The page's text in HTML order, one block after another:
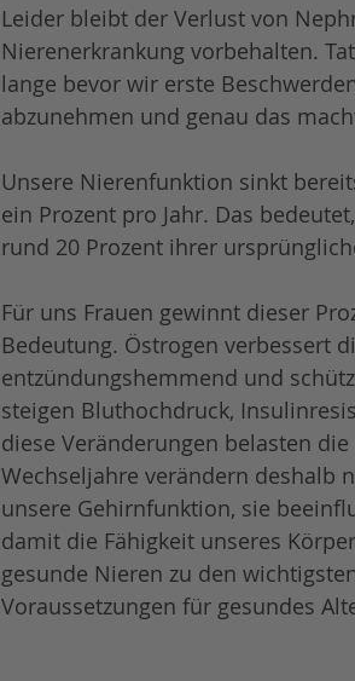
Leider bleibt der Verlust von
Nierenerkrankung vorbehalten.
lange bevor wir erste
abzunehmen und genau das
Unsere Nierenfunktion sinkt
ein Prozent pro Jahr. Das
rund 20 Prozent ihrer
Für uns Frauen gewinnt dieser
Bedeutung. Östrogen verbessert
entzündungshemmend und
steigen Bluthochdruck,
diese Veränderungen belasten
Wechseljahre verändern deshalb
unsere Gehirnfunktion, sie
damit die Fähigkeit unseres
gesunde Nieren zu den
Voraussetzungen für gesundes